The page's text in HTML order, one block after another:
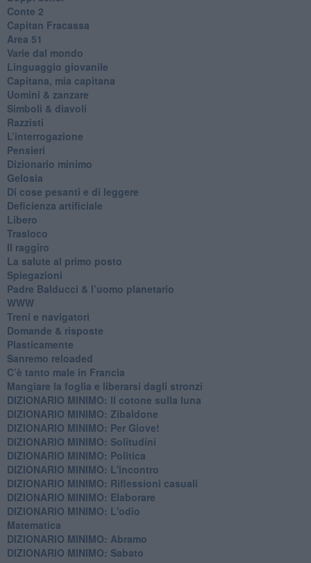
​Conte 2
​Capitan Fracassa
​Area 51
Varie dal mondo
​Linguaggio giovanile
​Capitana, mia capitana
Uomini & zanzare
​Simboli & diavoli
Razzisti
​L’interrogazione
Pensieri
​Dizionario minimo
Gelosia
Di cose pesanti e di leggere
​Deficienza artificiale
Libero
Trasloco
Il raggiro
​La salute al primo posto
Spiegazioni
Padre Balducci & l’uomo planetario
WWW
​Treni e navigatori
​Domande & risposte
​Plasticamente
Sanremo reloaded
C’è tanto male in Francia
​Mangiare la foglia e liberarsi dagli stronzi
DIZIONARIO MINIMO: Il cotone sulla luna
DIZIONARIO MINIMO: Zibaldone
DIZIONARIO MINIMO: Per Giove!
DIZIONARIO MINIMO: Solitudini
DIZIONARIO MINIMO: Politica
DIZIONARIO MINIMO: L'incontro
DIZIONARIO MINIMO: Riflessioni casuali
DIZIONARIO MINIMO: Elaborare
DIZIONARIO MINIMO: L'odio
​Matematica
DIZIONARIO MINIMO: Abramo
DIZIONARIO MINIMO: Sabato